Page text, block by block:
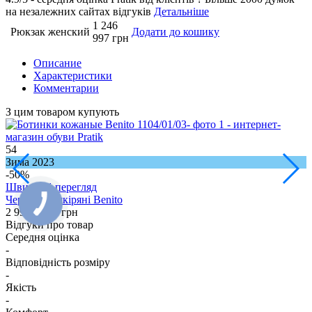
на незалежних сайтах відгуків Детальніше
Рюкзак женский
1 246
997 грн
Додати до кошику
Описание
Характеристики
Комментарии
З цим товаром купують
54
Зима 2023
-50%
Швидкий перегляд
Черевики шкіряні Benito
2 996
1 498 грн
Відгуки про товар
Середня оцінка
-
Відповідність розміру
-
Якість
-